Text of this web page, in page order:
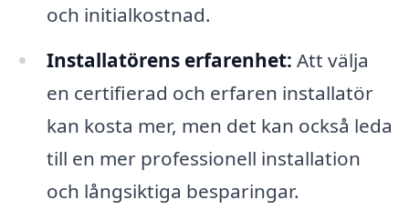
och initialkostnad.
Installatörens erfarenhet: Att välja
en certifierad och erfaren installatör
kan kosta mer, men det kan också leda
till en mer professionell installation
och långsiktiga besparingar.